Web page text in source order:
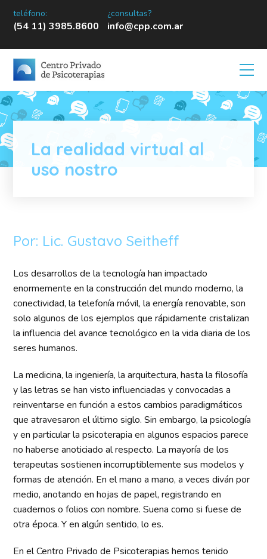
teléfono:
(54 11) 3985.8600
¿consultas?
info@cpp.com.ar
La realidad virtual al
uso nostro
Por: Lic. Gustavo Seitheff
Los desarrollos de la tecnología han impactado
enormemente en la construcción del mundo moderno, la
conectividad, la telefonía móvil, la energía renovable, son
solo algunos de los ejemplos que rápidamente cristalizan
la influencia del avance tecnológico en la vida diaria de los
seres humanos.
La medicina, la ingeniería, la arquitectura, hasta la filosofía
y las letras se han visto influenciadas y convocadas a
reinventarse en función a estos cambios paradigmáticos
que atravesaron el último siglo. Sin embargo, la psicología
y en particular la psicoterapia en algunos espacios parece
no haberse anoticiado al respecto. La mayoría de los
terapeutas sostienen incorruptiblemente sus modelos y
formas de atención. En el mano a mano, a veces diván por
medio, anotando en hojas de papel, registrando en
cuadernos o folios con nombre. Suena como si fuese de
otra época. Y en algún sentido, lo es.
En el Centro Privado de Psicoterapias hemos tenido